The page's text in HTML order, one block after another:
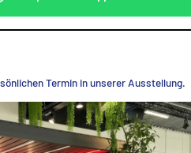
Termin in unserer Ausstellung.